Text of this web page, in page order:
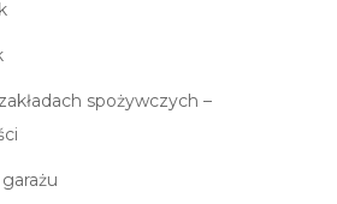
spożywczych –